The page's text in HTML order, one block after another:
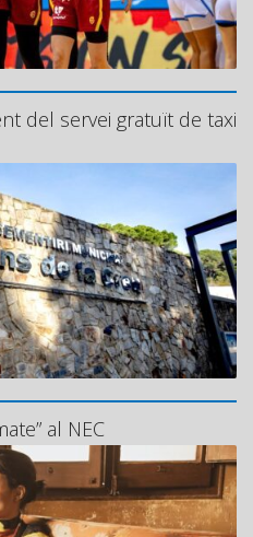
del servei gratuït de taxi
al NEC